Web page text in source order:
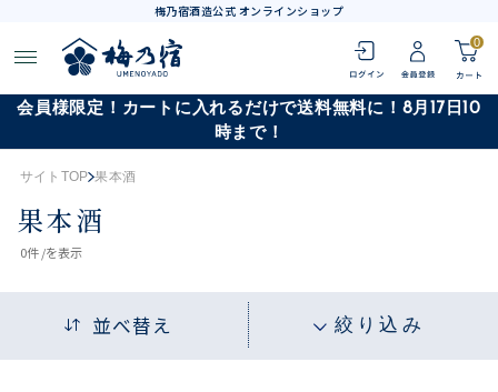
梅乃宿酒造公式 オンラインショップ
0
会員様限定！カートに入れるだけで送料無料に！8月17日10
時まで！
サイトTOP 果本酒
果本酒
0件 /を表示
並べ替え 絞り込み